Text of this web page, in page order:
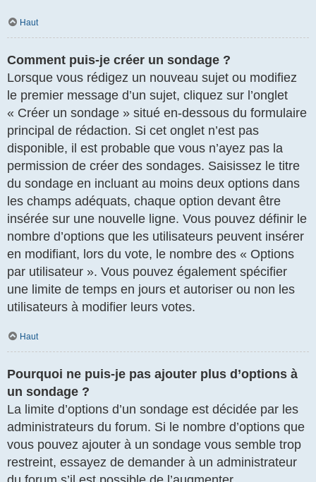
Haut
Comment puis-je créer un sondage ?
Lorsque vous rédigez un nouveau sujet ou modifiez
le premier message d’un sujet, cliquez sur l’onglet
« Créer un sondage » situé en-dessous du formulaire
principal de rédaction. Si cet onglet n’est pas
disponible, il est probable que vous n’ayez pas la
permission de créer des sondages. Saisissez le titre
du sondage en incluant au moins deux options dans
les champs adéquats, chaque option devant être
insérée sur une nouvelle ligne. Vous pouvez définir le
nombre d’options que les utilisateurs peuvent insérer
en modifiant, lors du vote, le nombre des « Options
par utilisateur ». Vous pouvez également spécifier
une limite de temps en jours et autoriser ou non les
utilisateurs à modifier leurs votes.
Haut
Pourquoi ne puis-je pas ajouter plus d’options à
un sondage ?
La limite d’options d’un sondage est décidée par les
administrateurs du forum. Si le nombre d’options que
vous pouvez ajouter à un sondage vous semble trop
restreint, essayez de demander à un administrateur